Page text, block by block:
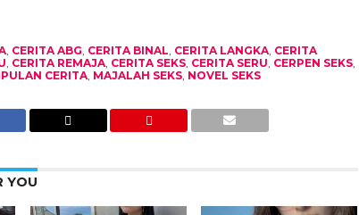
CERITA ABG CERITA BINAL CERITA LANGKA CERITA
CERITA REMAJA CERITA SEKS CERITA SERU CERPEN SEKS
CERITA MAJALAH SEKS NOVEL SEKS
YOU